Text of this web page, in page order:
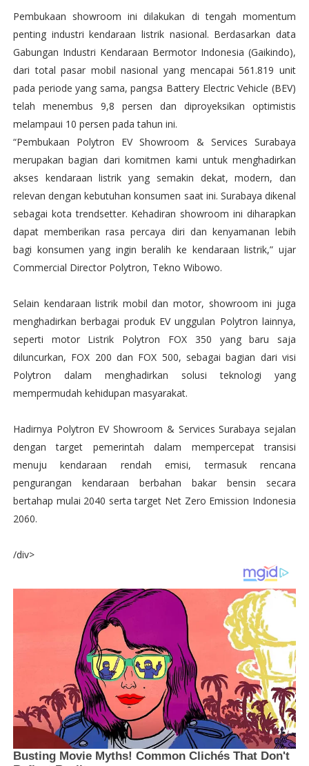
Pembukaan showroom ini dilakukan di tengah momentum
penting industri kendaraan listrik nasional. Berdasarkan data
Gabungan Industri Kendaraan Bermotor Indonesia (Gaikindo),
dari total pasar mobil nasional yang mencapai 561.819 unit
pada periode yang sama, pangsa Battery Electric Vehicle (BEV)
telah menembus 9,8 persen dan diproyeksikan optimistis
melampaui 10 persen pada tahun ini.
“Pembukaan Polytron EV Showroom & Services Surabaya
merupakan bagian dari komitmen kami untuk menghadirkan
akses kendaraan listrik yang semakin dekat, modern, dan
relevan dengan kebutuhan konsumen saat ini. Surabaya dikenal
sebagai kota trendsetter. Kehadiran showroom ini diharapkan
dapat memberikan rasa percaya diri dan kenyamanan lebih
bagi konsumen yang ingin beralih ke kendaraan listrik,” ujar
Commercial Director Polytron, Tekno Wibowo.
Selain kendaraan listrik mobil dan motor, showroom ini juga
menghadirkan berbagai produk EV unggulan Polytron lainnya,
seperti motor Listrik Polytron FOX 350 yang baru saja
diluncurkan, FOX 200 dan FOX 500, sebagai bagian dari visi
Polytron dalam menghadirkan solusi teknologi yang
mempermudah kehidupan masyarakat.
Hadirnya Polytron EV Showroom & Services Surabaya sejalan
dengan target pemerintah dalam mempercepat transisi
menuju kendaraan rendah emisi, termasuk rencana
pengurangan kendaraan berbahan bakar bensin secara
bertahap mulai 2040 serta target Net Zero Emission Indonesia
2060.
/div>